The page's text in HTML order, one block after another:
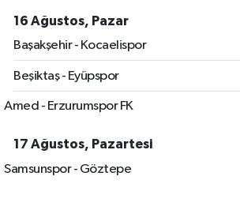
16 Ağustos, Pazar
Başakşehir - Kocaelispor
Beşiktaş - Eyüpspor
Amed - Erzurumspor FK
17 Ağustos, Pazartesi
Samsunspor - Göztepe